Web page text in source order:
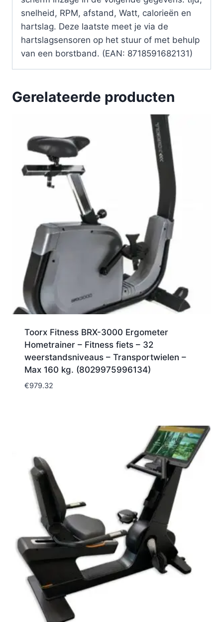
snelheid, RPM, afstand, Watt, calorieën en
hartslag. Deze laatste meet je via de
hartslagsensoren op het stuur of met behulp
van een borstband. (EAN: 8718591682131)
Gerelateerde producten
Toorx Fitness BRX-3000 Ergometer
Hometrainer – Fitness fiets – 32
weerstandsniveaus – Transportwielen –
Max 160 kg. (8029975996134)
€979.32